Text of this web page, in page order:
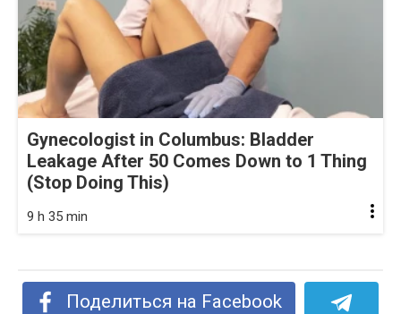
Gynecologist in Columbus: Bladder
Leakage After 50 Comes Down to 1 Thing
(Stop Doing This)
9 h 35 min
Поделиться на Facebook